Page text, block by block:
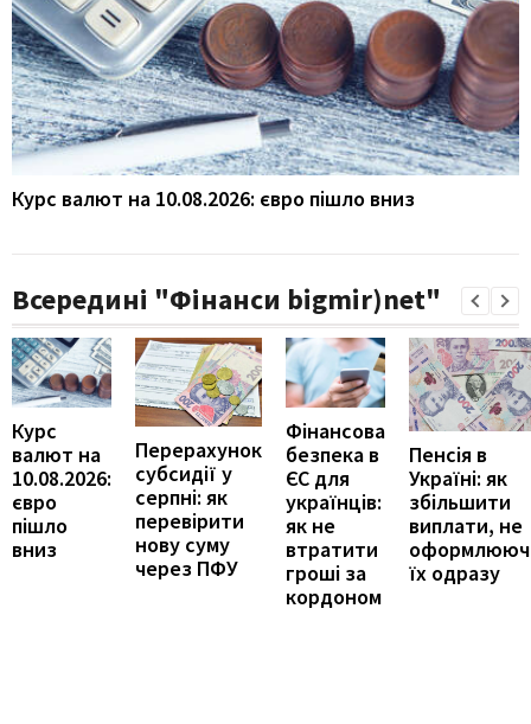
Курс валют на 10.08.2026: євро пішло вниз
Всередині "Фінанси bigmir)net"
Курс
валют на
10.08.2026:
євро
пішло
вниз
Перерахунок
субсидії у
серпні: як
перевірити
нову суму
через ПФУ
Фінансова
безпека в
ЄС для
українців:
як не
втратити
гроші за
кордоном
Пенсія в
Україні: як
збільшити
виплати, не
їх одразу